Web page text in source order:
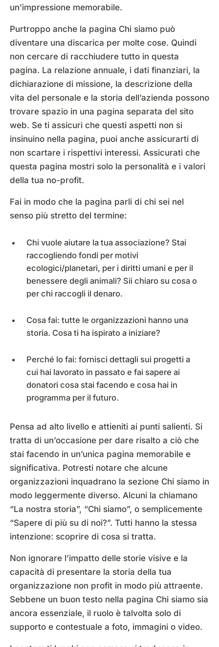
un’impressione memorabile.
Purtroppo anche la pagina Chi siamo può
diventare una discarica per molte cose. Quindi
non cercare di racchiudere tutto in questa
pagina. La relazione annuale, i dati finanziari, la
dichiarazione di missione, la descrizione della
vita del personale e la storia dell’azienda possono
trovare spazio in una pagina separata del sito
web. Se ti assicuri che questi aspetti non si
insinuino nella pagina, puoi anche assicurarti di
non scartare i rispettivi interessi. Assicurati che
questa pagina mostri solo la personalità e i valori
della tua no-profit.
Fai in modo che la pagina parli di chi sei nel
senso più stretto del termine:
Chi vuole aiutare la tua associazione? Stai
raccogliendo fondi per motivi
ecologici/planetari, per i diritti umani e per il
benessere degli animali? Sii chiaro su cosa o
per chi raccogli il denaro.
Cosa fai: tutte le organizzazioni hanno una
storia. Cosa ti ha ispirato a iniziare?
Perché lo fai: fornisci dettagli sui progetti a
cui hai lavorato in passato e fai sapere ai
donatori cosa stai facendo e cosa hai in
programma per il futuro.
Pensa ad alto livello e attieniti ai punti salienti. Si
tratta di un’occasione per dare risalto a ciò che
stai facendo in un’unica pagina memorabile e
significativa. Potresti notare che alcune
organizzazioni inquadrano la sezione Chi siamo in
modo leggermente diverso. Alcuni la chiamano
“La nostra storia”, “Chi siamo”, o semplicemente
“Sapere di più su di noi?”. Tutti hanno la stessa
intenzione: scoprire di cosa si tratta.
Non ignorare l’impatto delle storie visive e la
capacità di presentare la storia della tua
organizzazione non profit in modo più attraente.
Sebbene un buon testo nella pagina Chi siamo sia
ancora essenziale, il ruolo è talvolta solo di
supporto e contestuale a foto, immagini o video.